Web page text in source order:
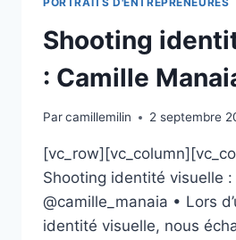
Shooting
: Camille
Parcamillemilin 2 septembre
Shooting identité visuelle :
@camille_manaia • Lors
identité visuelle, nous